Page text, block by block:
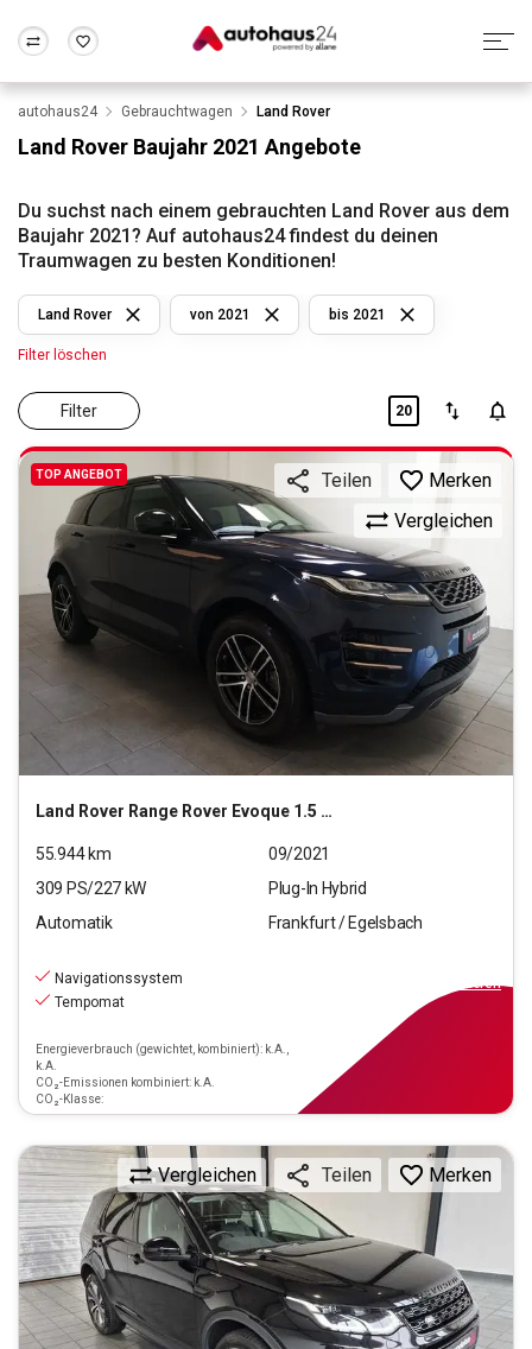
Wir bewerten dein Auto
Alle Fragen & Antworten
Rund um die Inzahlungnahme
Frankfurt Wuppertal
autohaus24 Gebrauchtwagen Land Rover
Land Rover Baujahr 2021 Angebote
Du suchst nach einem gebrauchten Land Rover aus dem
Baujahr 2021? Auf autohaus24 findest du deinen
Traumwagen zu besten Konditionen!
Filter
Land Rover von 2021 bis 2021
Filter löschen
20
TOP ANGEBOT
Land Rover Range Rover Evoque 1.5 P300e Hybrid R-Dynamic S
Vergleichen
Teilen Merken
55.944km
09/2021
309 PS/227 kW
Plug-In Hybrid
Automatik
Frankfurt / Egelsbach
Navigationssystem
Tempomat
Energieverbrauch (gewichtet, kombiniert): k.A.,
k.A.
CO₂-Emissionen kombiniert: k.A.
CO₂-Klasse:
finanzieren
Vergleichen Teilen Merken